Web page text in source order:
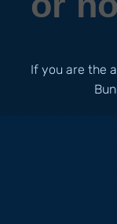
If you are the